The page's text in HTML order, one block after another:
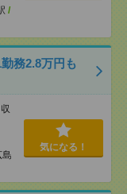
/
務2.8万円も
島
気になる！